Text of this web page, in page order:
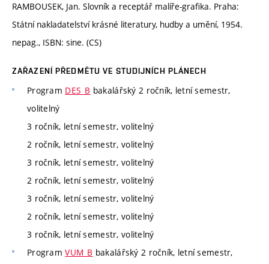
RAMBOUSEK, Jan. Slovník a receptář malíře-grafika. Praha:
Státní nakladatelství krásné literatury, hudby a umění, 1954.
nepag., ISBN: sine. (CS)
ZAŘAZENÍ PŘEDMĚTU VE STUDIJNÍCH PLÁNECH
Program DES_B bakalářský 2 ročník, letní semestr,
volitelný
3 ročník, letní semestr, volitelný
2 ročník, letní semestr, volitelný
3 ročník, letní semestr, volitelný
2 ročník, letní semestr, volitelný
3 ročník, letní semestr, volitelný
2 ročník, letní semestr, volitelný
3 ročník, letní semestr, volitelný
ProgramVUM_B bakalářský 2 ročník, letní semestr,